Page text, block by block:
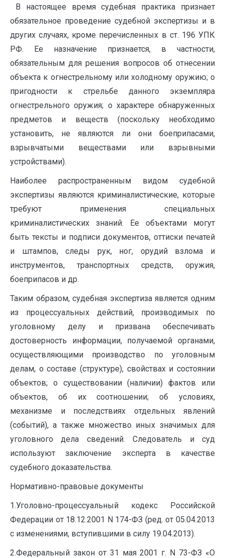
В настоящее время судебная практика признает
обязательное проведение судебной экспертизы и в
других случаях, кроме перечисленных в ст. 196 УПК
РФ. Ее назначение признается, в частности,
обязательным для решения вопросов об отнесении
объекта к огнестрельному или холодному оружию; о
пригодности к стрельбе данного экземпляра
огнестрельного оружия; о характере обнаруженных
предметов и веществ (поскольку необходимо
установить, не являются ли они боеприпасами,
взрывчатыми веществами или взрывными
устройствами).
Наиболее распространенным видом судебной
экспертизы являются криминалистические, которые
требуют применения специальных
криминалистических знаний. Ее объектами могут
быть тексты и подписи документов, оттиски печатей
и штампов, следы рук, ног, орудий взлома и
инструментов, транспортных средств, оружия,
боеприпасов и др.
Таким образом, судебная экспертиза является одним
из процессуальных действий, производимых по
уголовному делу и призвана обеспечивать
достоверность информации, получаемой органами,
осуществляющими производство по уголовным
делам, о составе (структуре), свойствах и состоянии
объектов; о существовании (наличии) фактов или
объектов, об их соотношении; об условиях,
механизме и последствиях отдельных явлений
(событий), а также множество иных значимых для
уголовного дела сведений. Следователь и суд
используют заключение эксперта в качестве
судебного доказательства.
Нормативно-правовые документы
1.Уголовно-процессуальный кодекс Российской
Федерации от 18.12.2001 N 174-ФЗ (ред. от 05.04.2013
с изменениями, вступившими в силу 19.04.2013).
2.Федеральный закон от 31 мая 2001 г. N 73-ФЗ «О